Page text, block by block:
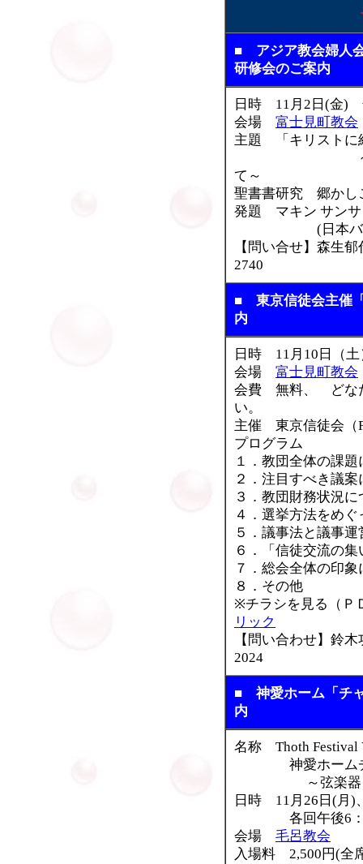
■ アジア教会婦人
研修会のご案内
日時 11月2日(金)
会場 富士見町教会
主題 「キリストに
～となりび
て～
聖書書研究 郷かし
発題 マキン サンサ
(日本バプテス
【問い合せ】森生
2740
■ 東京信徒会主催
内
日時 11月10日（
会場 富士見町教会
会費 無料、 どな
い。
主催 東京信徒会（
プログラム
１．教団全体の課題
２．注目すべき議案
３．教団財務状況に
４．選挙方法をめぐ
５．議事法と議事
６．「信徒交流の
７．総会全体の印象
８．その他
※チラシを見る（
リック
【問い合わせ】鈴
2024
■ 神愛ホーム「チ
内
名称 Thoth Festival
神愛ホームチ
～弦楽器とハ
日時 11月26日(月
各回午後6：30
会場 毛呂教会
入場料 2,500円(全